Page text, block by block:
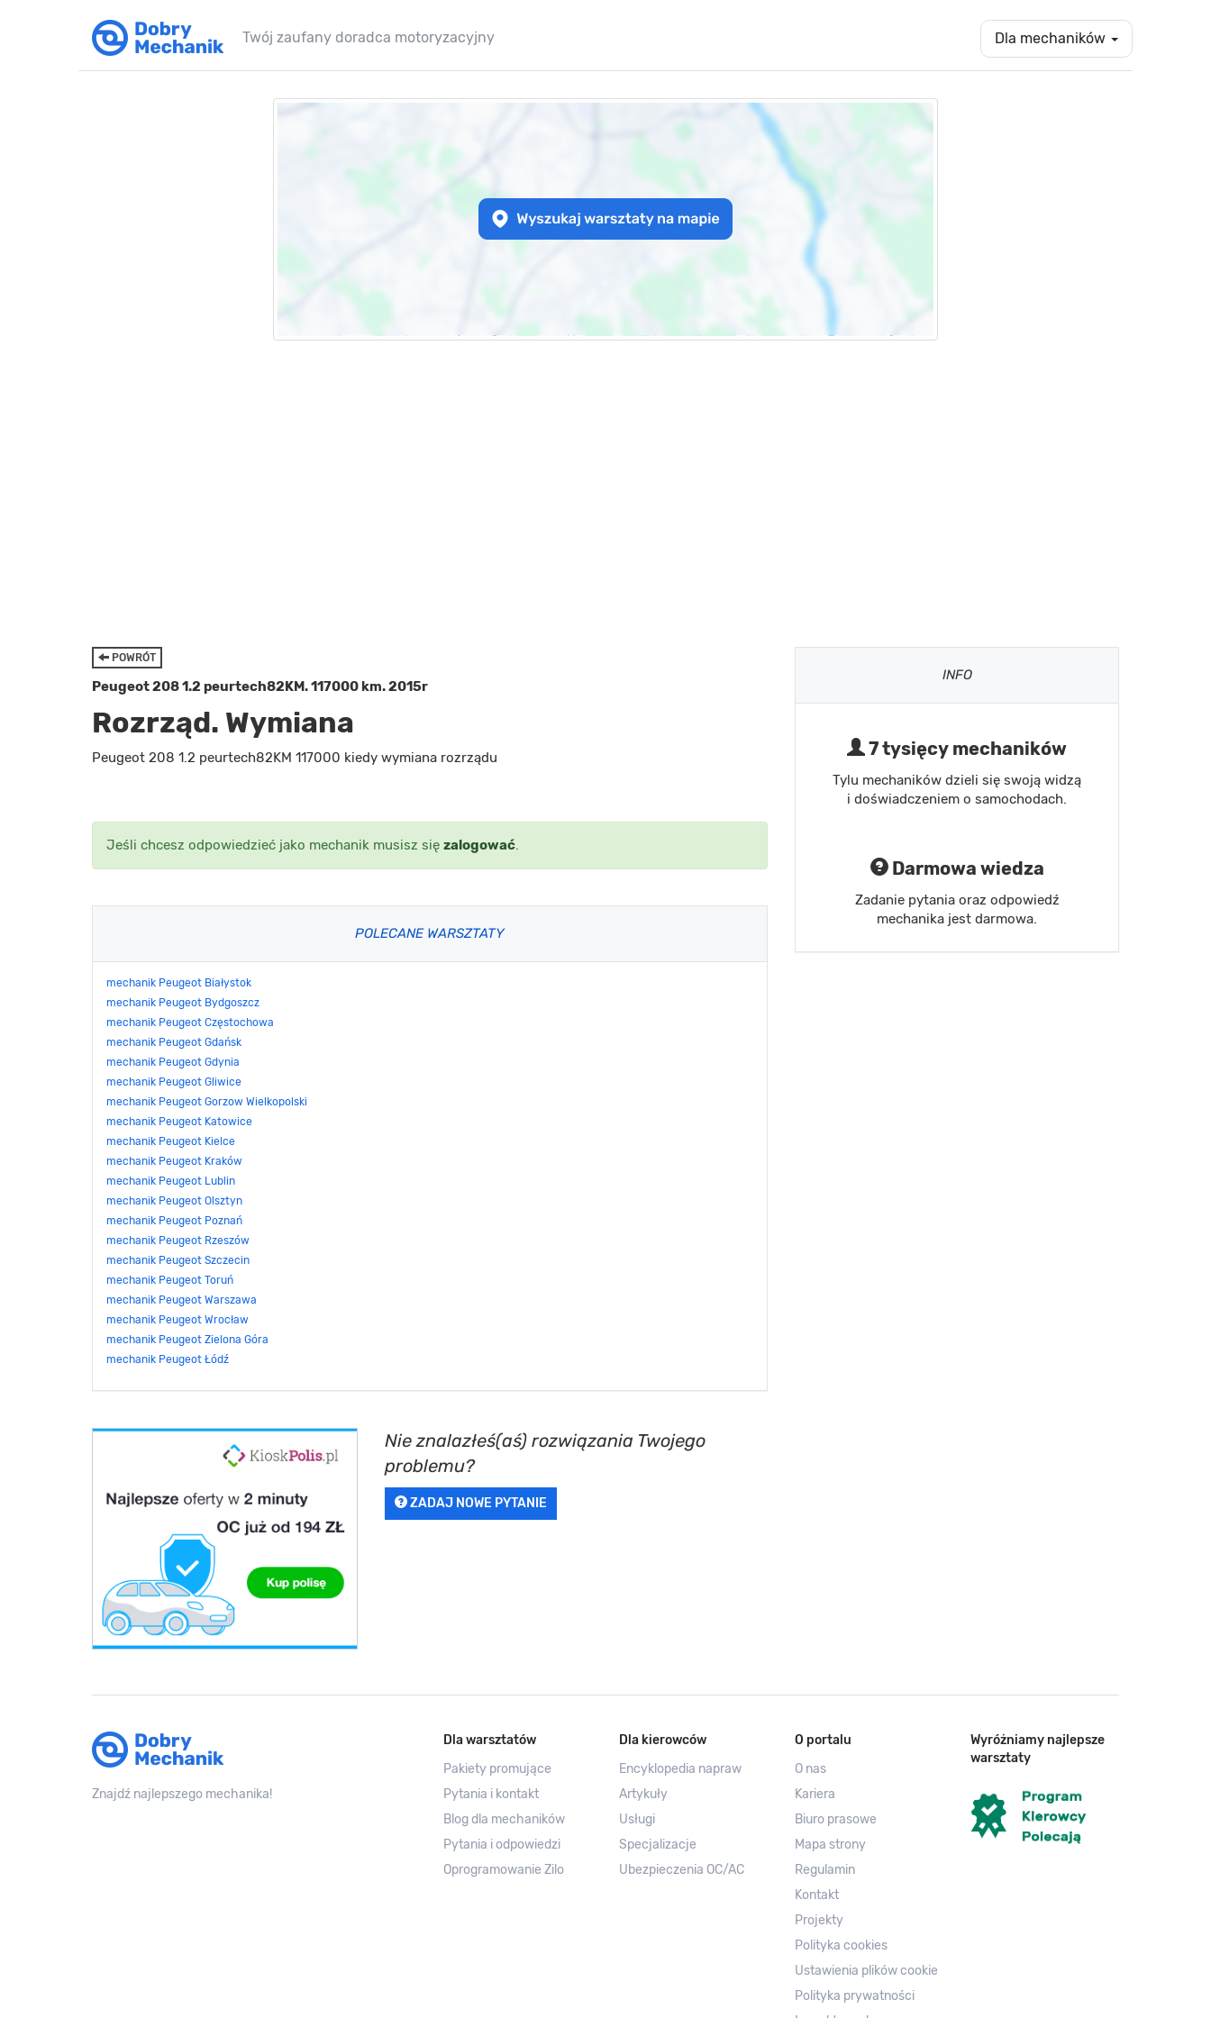
Twój zaufany doradca motoryzacyjny Dla mechaników
POWRÓT
Peugeot 208 1.2 peurtech82KM. 117000 km. 2015r
Rozrząd. Wymiana
Peugeot 208 1.2 peurtech82KM 117000 kiedy wymiana rozrządu
Jeśli chcesz odpowiedzieć jako mechanik musisz się zalogować.
POLECANE WARSZTATY
mechanik Peugeot Białystok
mechanik Peugeot Bydgoszcz
mechanik Peugeot Częstochowa
mechanik Peugeot Gdańsk
mechanik Peugeot Gdynia
mechanik Peugeot Gliwice
mechanik Peugeot Gorzow Wielkopolski
mechanik Peugeot Katowice
mechanik Peugeot Kielce
mechanik Peugeot Kraków
mechanik Peugeot Lublin
mechanik Peugeot Olsztyn
mechanik Peugeot Poznań
mechanik Peugeot Rzeszów
mechanik Peugeot Szczecin
mechanik Peugeot Toruń
mechanik Peugeot Warszawa
mechanik Peugeot Wrocław
mechanik Peugeot Zielona Góra
mechanik Peugeot Łódź
Nie znalazłeś(aś) rozwiązania Twojego
problemu?
ZADAJ NOWE PYTANIE
INFO
7 tysięcy mechaników
Tylu mechaników dzieli się swoją widzą
i doświadczeniem o samochodach.
Darmowa wiedza
Zadanie pytania oraz odpowiedź
mechanika jest darmowa.
Znajdź najlepszego mechanika!
Dla warsztatów
Pakiety promujące
Pytania i kontakt
Blog dla mechaników
Pytania i odpowiedzi
Oprogramowanie Zilo
Dla kierowców
Encyklopedia napraw
Artykuły
Usługi
Specjalizacje
Ubezpieczenia OC/AC
O portalu
O nas
Kariera
Biuro prasowe
Mapa strony
Regulamin
Kontakt
Projekty
Polityka cookies
Ustawienia plików cookie
Polityka prywatności
Wyróżniamy najlepsze
warsztaty